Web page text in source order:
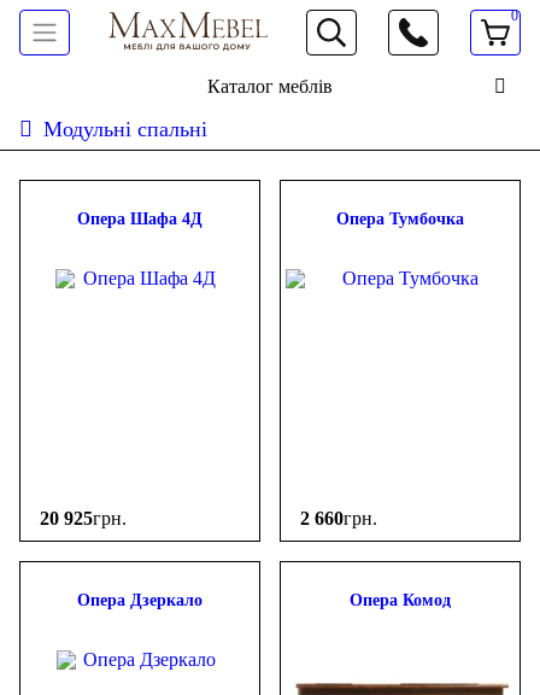
066 472 19 61
0
Каталог меблів
Модульні спальні
ФІЛЬТР
-
грн.
Опера Шафа 4Д
20 925грн.
Опера Тумбочка
2 660грн.
Опера Дзеркало Опера Комод